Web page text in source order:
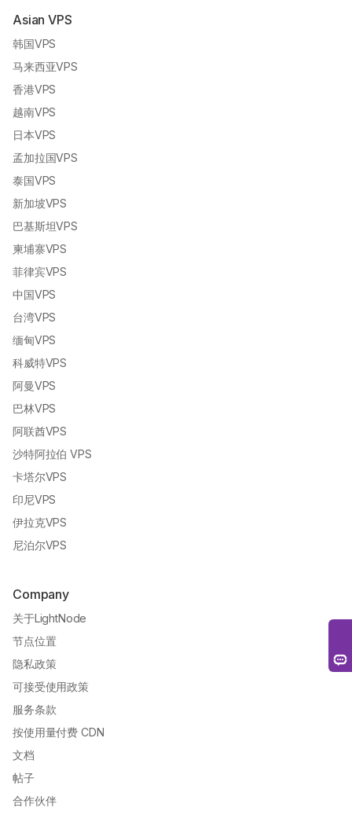
Asian VPS
韩国VPS
马来西亚VPS
香港VPS
越南VPS
日本VPS
孟加拉国VPS
泰国VPS
新加坡VPS
巴基斯坦VPS
柬埔寨VPS
菲律宾VPS
中国VPS
台湾VPS
缅甸VPS
科威特VPS
阿曼VPS
巴林VPS
阿联酋VPS
沙特阿拉伯 VPS
卡塔尔VPS
印尼VPS
伊拉克VPS
尼泊尔VPS
Company
关于LightNode
节点位置
隐私政策
可接受使用政策
服务条款
按使用量付费 CDN
文档
帖子
合作伙伴